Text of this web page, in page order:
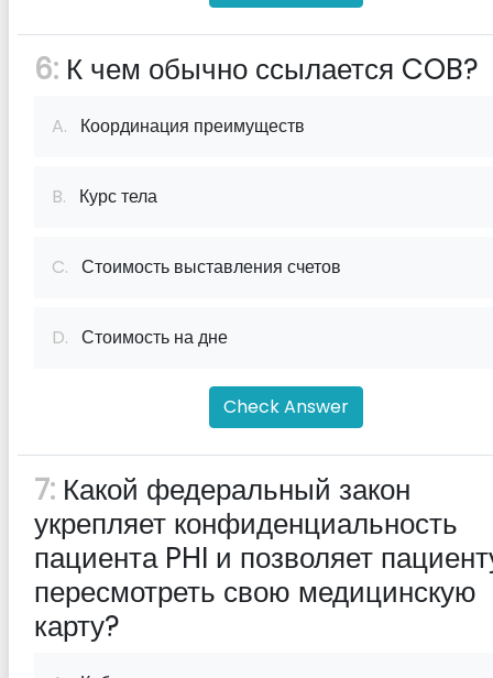
6: К чем обычно ссылается COB?
A. Координация преимуществ
B. Курс тела
C. Стоимость выставления счетов
D. Стоимость на дне
Check Answer
7: Какой федеральный закон
укрепляет конфиденциальность
пациента PHI и позволяет
пересмотреть свою медицинскую
карту?